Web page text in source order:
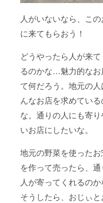
人がいないなら、こ
に来てもらおう！
どうやったら人が来
るのかな…魅力的なお
て何だろう。地元の
んなお店を求めてい
な。通りの人にも寄り
いお店にしたいな。
地元の野菜を使った
を作って売ったら、
人が寄ってくれるのか
そうしたら、おじぃと